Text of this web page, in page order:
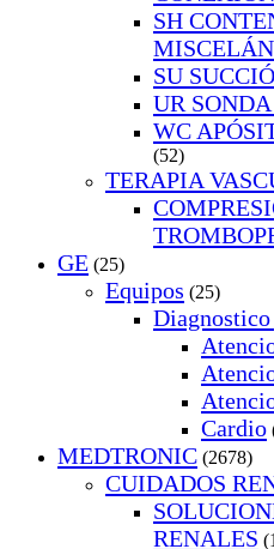
SH
SU
UR
WC
(52)
TERAPIA
GE (25)
Equipos (25)
Cardio
MEDTRONIC (2678)
CUIDADOS
RENALES